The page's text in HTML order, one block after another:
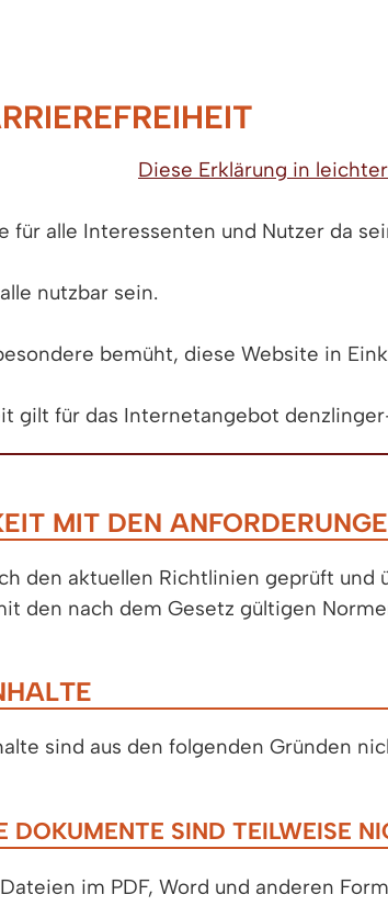
Diese Erklärung in
alle Interessenten und Nutzer da
nutzbar sein.
bemüht, diese Website in
gilt für das Internetangebot
MIT DEN
den aktuellen Richtlinien geprüft
den nach dem Gesetz gültigen
sind aus den folgenden Gründen
SIND TEILWEISE
im PDF, Word und anderen